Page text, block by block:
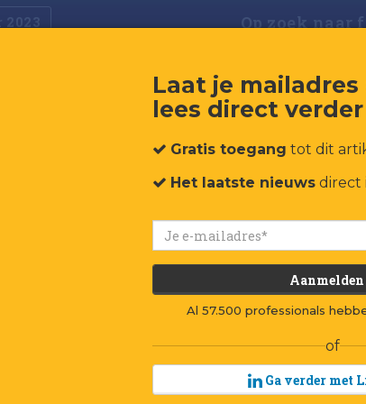
2023 Op zoek naar
Laat je
lees direct verder
Gratis toegang tot dit
Het laatste nieuws direct
Aanmelden
Al 57.500 professionals
of
Ga verder met